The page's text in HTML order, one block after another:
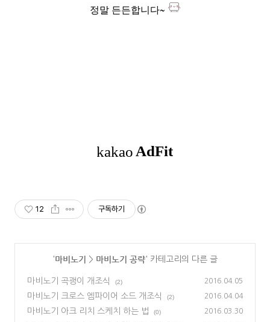
정말 든든합니다~
12 구독하기
'마비노기 > 마비노기 공략' 카테고리의 다른 글
마비노기 곡괭이 개조식 (2) 2016.04.05
마비노기 크로스 엠파이어 소드 개조식 (2) 2016.04.04
마비노기 아크 리치 스케치 하는 법 (0) 2016.03.30